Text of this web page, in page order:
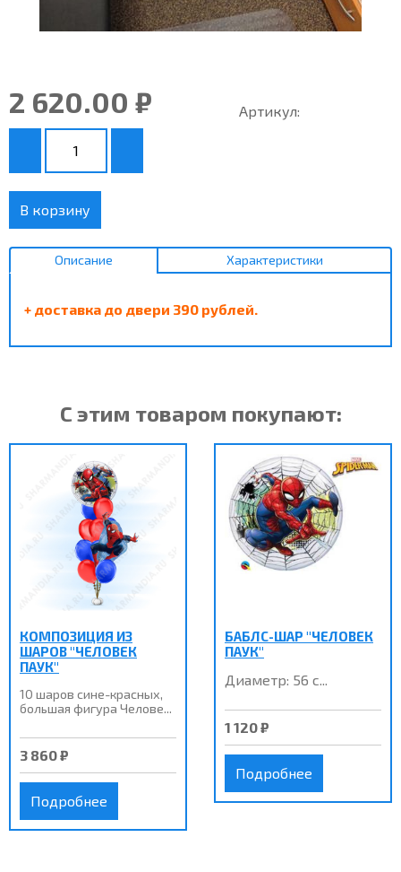
2 620.00 ₽ Артикул:
В корзину
Описание Характеристики
+ доставка до двери 390 рублей.
С этим товаром покупают:
КОМПОЗИЦИЯ ИЗ
ШАРОВ "ЧЕЛОВЕК
ПАУК"
10 шаров сине-красных,
большая фигура Челове...
3 860 ₽
Подробнее
БАБЛС-ШАР "ЧЕЛОВЕК
ПАУК"
Диаметр: 56 с...
1 120 ₽
Подробнее